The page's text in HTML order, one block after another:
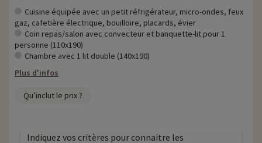
Cuisine équipée avec un petit réfrigérateur, micro-ondes, feux
gaz, cafetière électrique, bouilloire, placards, évier
Coin repas/salon avec convecteur et banquette-lit pour 1
personne (110x190)
Chambre avec 1 lit double (140x190)
Plus d'infos
Qu’inclut le prix ?
Indiquez vos critères pour connaitre les